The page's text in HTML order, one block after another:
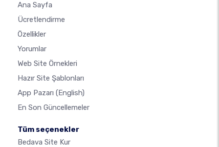
Ana Sayfa
Ücretlendirme
Özellikler
Yorumlar
Web Site Örnekleri
Hazır Site Şablonları
App Pazarı (English)
En Son Güncellemeler
Tüm seçenekler
Bedava Site Kur